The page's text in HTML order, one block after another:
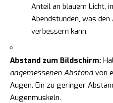
Anteil an blauem Licht,
Abendstunden, was
verbessern kann.
Abstand zum Bildschirm:
angemessenen Abstandvon
Augen. Ein zu geringer
Augenmuskeln.